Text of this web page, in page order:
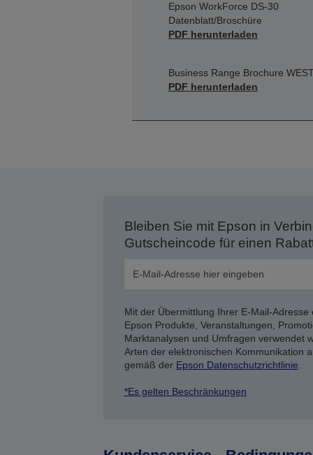
Epson WorkForce DS-30
Datenblatt/Broschüre
PDF herunterladen
Business Range Brochure
PDF herunterladen
Bleiben Sie mit Epson in
Gutscheincode für einen
Mit der Übermittlung Ihrer E-Mail-
Epson Produkte, Veranstaltungen,
Marktanalysen und Umfragen verwendet
Arten der elektronischen Kommunikation
gemäß der Epson Datenschutzrichtlinie
*Es gelten Beschränkungen